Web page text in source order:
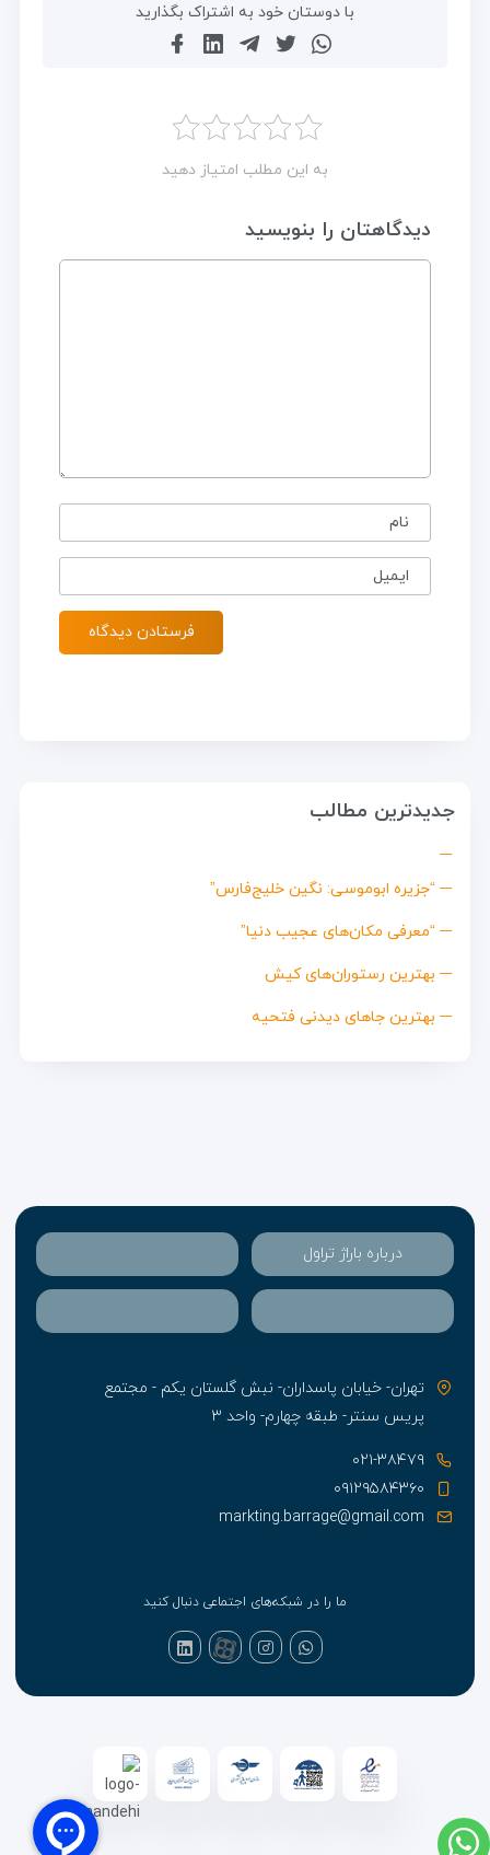
با دوستان خود به اشتراک بگذارید
به این مطلب امتیاز دهید
دیدگاهتان را بنویسید
نام
ایمیل
جدیدترین مطالب
“جزیره ابوموسی: نگین خلیج‌فارس”
“معرفی مکان‌های عجیب دنیا”
بهترین رستوران‌های کیش
بهترین جاهای دیدنی فتحیه
درباره باراژ تراول
تهران- خیابان پاسداران- نبش گلستان یکم - مجتمع
پریس سنتر- طبقه چهارم- واحد ۳
۰۲۱-۳۸۴۷۹
۰۹۱۲۹۵۸۴۳۶۰
markting.barrage@gmail.com
ما را در شبکه‌های اجتماعی دنبال کنید